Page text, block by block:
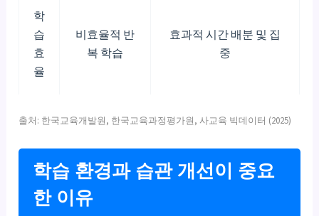
학
습
효
율
비효율적 반
복 학습
효과적 시간 배분 및 집
중
출처: 한국교육개발원, 한국교육과정평가원, 사교육 빅데이터 (2025)
학습 환경과 습관 개선이 중요
한 이유